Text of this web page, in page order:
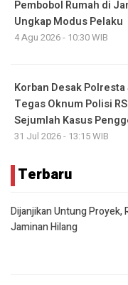
Pembobol Rumah di
Ungkap Modus Pelaku
4 Agu 2026 - 10:30 WIB
Korban Desak
Tegas Oknum Polisi
Sejumlah Kasus
31 Jul 2026 - 13:15 WIB
Terbaru
Dijanjikan Untung Proyek,
Jaminan Hilang